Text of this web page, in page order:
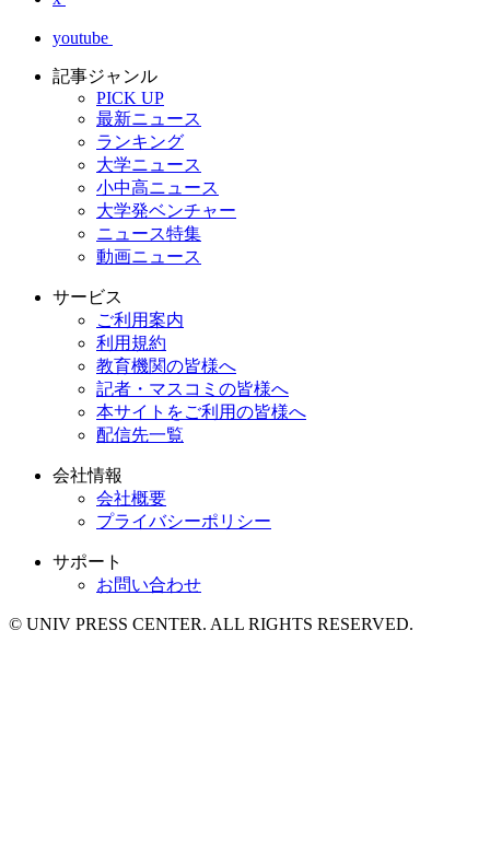
youtube
記事ジャンル
PICK UP
最新ニュース
ランキング
大学ニュース
小中高ニュース
大学発ベンチャー
ニュース特集
動画ニュース
サービス
ご利用案内
利用規約
教育機関の皆様へ
記者・マスコミの皆様へ
本サイトをご利用の皆様へ
配信先一覧
会社情報
会社概要
プライバシーポリシー
サポート
お問い合わせ
© UNIV PRESS CENTER. ALL RIGHTS RESERVED.